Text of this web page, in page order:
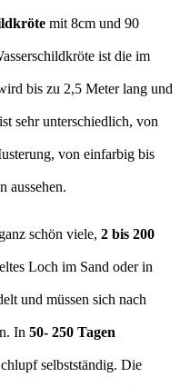
mit 8cm und 90
ist die im
bis zu 2,5 Meter lang und
sehr unterschiedlich, von
von einfarbig bis
aussehen.
schön viele, 2 bis 200
Loch im Sand oder in
und müssen sich nach
In 50- 250 Tagen
selbstständig. Die